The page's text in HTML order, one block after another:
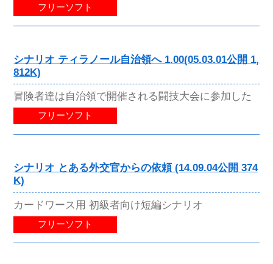
フリーソフト
シナリオ ティラノール自治領へ 1.00(05.03.01公開 1,
812K)
冒険者達は自治領で開催される闘技大会に参加した
フリーソフト
シナリオ とある外交官からの依頼 (14.09.04公開 374
K)
カードワース用 初級者向け短編シナリオ
フリーソフト